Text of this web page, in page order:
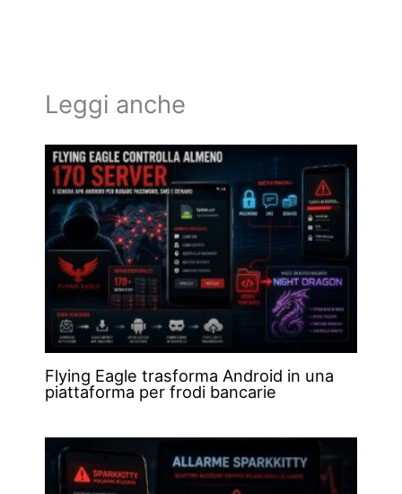
Leggi anche
Flying Eagle trasforma Android in una
piattaforma per frodi bancarie